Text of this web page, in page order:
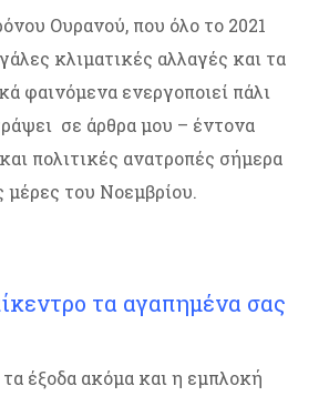
Ουρανού, που όλο το 2021
κλιματικές αλλαγές και τα
φαινόμενα ενεργοποιεί πάλι
σε άρθρα μου – έντονα
πολιτικές ανατροπές σήμερα
μέρες του Νοεμβρίου.
τα αγαπημένα σας
έξοδα ακόμα και η εμπλοκή